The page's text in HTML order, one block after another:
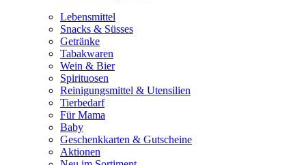
Lebensmittel
Snacks & Süsses
Getränke
Tabakwaren
Wein & Bier
Spirituosen
Reinigungsmittel & Utensilien
Tierbedarf
Für Mama
Baby
Geschenkkarten & Gutscheine
Aktionen